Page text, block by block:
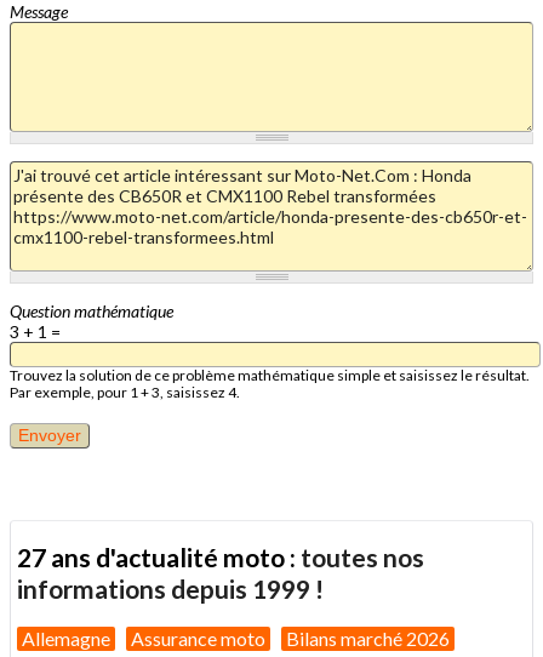
Message
Question mathématique
3 + 1 =
Trouvez la solution de ce problème mathématique simple et saisissez le résultat.
Par exemple, pour 1 + 3, saisissez 4.
27 ans d'actualité moto : toutes nos
informations depuis 1999 !
Allemagne Assurance moto Bilans marché 2026